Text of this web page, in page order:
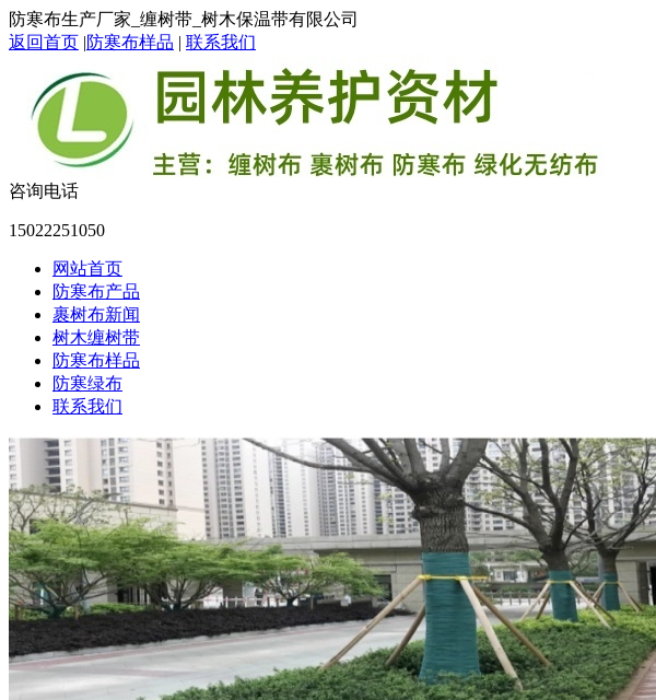
防寒布生产厂家_缠树带_树木保温带有限公司
返回首页 |防寒布样品 | 联系我们
咨询电话
15022251050
网站首页
防寒布产品
裹树布新闻
树木缠树带
防寒布样品
防寒绿布
联系我们